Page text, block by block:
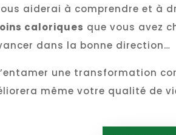
aiderai à comprendre et à
caloriques que vous avez
dans la bonne direction…
une transformation
même votre qualité de